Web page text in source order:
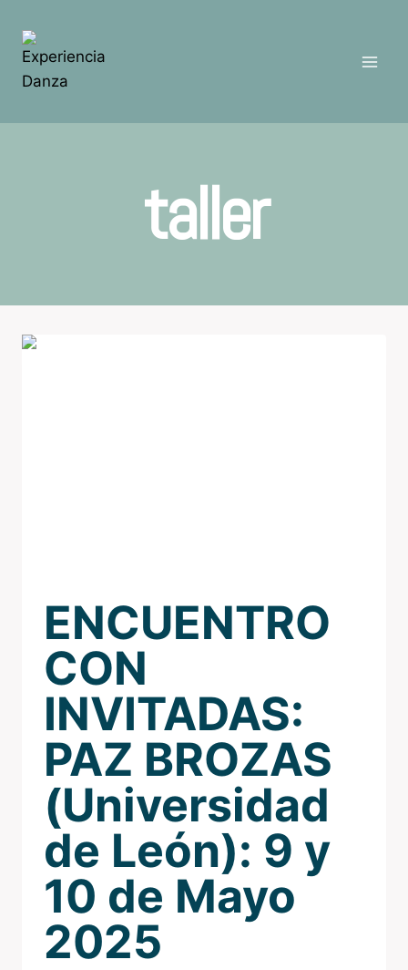
taller
ENCUENTRO
CON
INVITADAS:
PAZ BROZAS
(Universidad
de León): 9 y
10 de Mayo
2025